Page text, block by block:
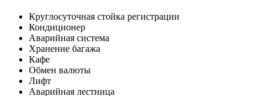
Круглосуточная стойка регистрации
Кондиционер
Аварийная система
Хранение багажа
Кафе
Обмен валюты
Лифт
Аварийная лестница